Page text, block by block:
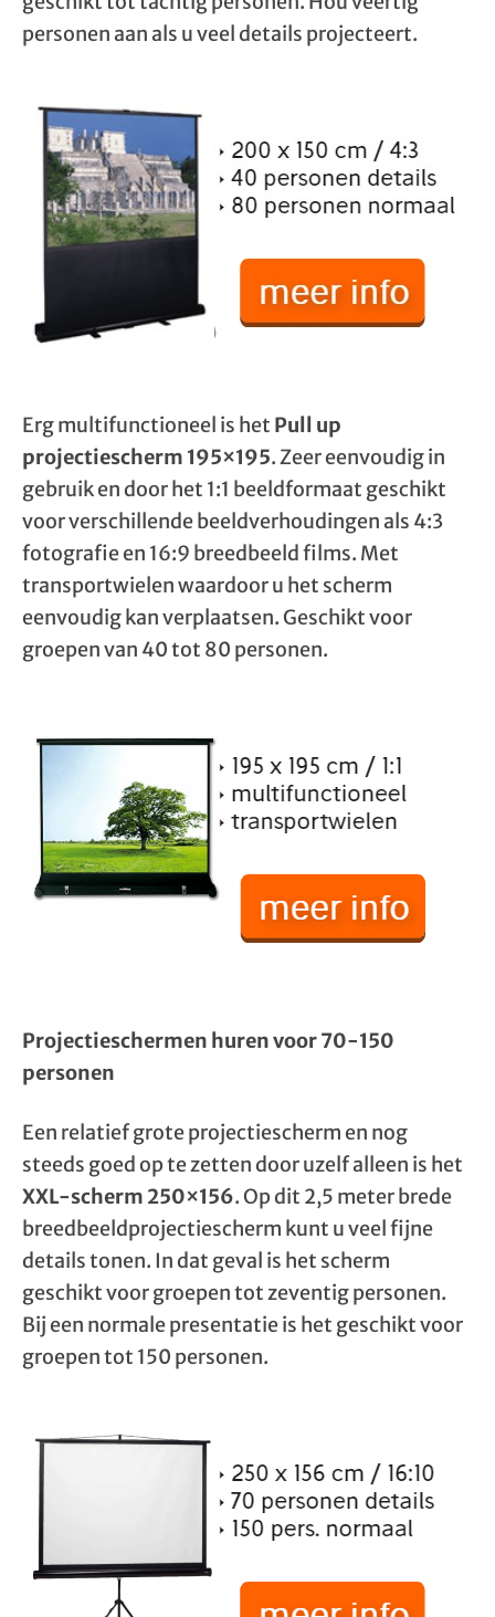
personen aan als u veel details projecteert.
Erg multifunctioneel is het Pull up
projectiescherm 195×195. Zeer eenvoudig in
gebruik en door het 1:1 beeldformaat geschikt
voor verschillende beeldverhoudingen als 4:3
fotografie en 16:9 breedbeeld films. Met
transportwielen waardoor u het scherm
eenvoudig kan verplaatsen. Geschikt voor
groepen van 40 tot 80 personen.
Projectieschermen huren voor 70-150
personen
Een relatief grote projectiescherm en nog
steeds goed op te zetten door uzelf alleen is het
XXL-scherm 250×156. Op dit 2,5 meter brede
breedbeeldprojectiescherm kunt u veel fijne
details tonen. In dat geval is het scherm
geschikt voor groepen tot zeventig personen.
Bij een normale presentatie is het geschikt voor
groepen tot 150 personen.